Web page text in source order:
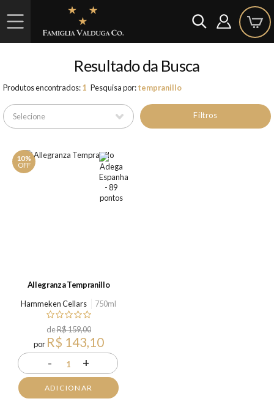
Resultado da Busca
Produtos encontrados:1 Pesquisa por:tempranillo
Filtros
10%
OFF
Allegranza Tempranillo
Hammeken Cellars
750ml
deR$ 159,00
por R$ 143,10
- 1 +
ADICIONAR